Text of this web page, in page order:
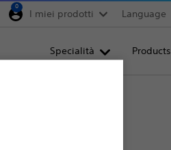
0
I miei prodotti Language
Specialità Products